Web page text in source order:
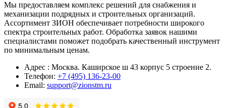
Мы предоставляем комплекс решений для снабжения и
механизации подрядных и строительных организаций.
Ассортимент ЗИОН обеспечивает потребности широкого
спектра строительных работ. Обработка заявок нашими
специалистами поможет подобрать качественный инструмент
по минимальным ценам.
Адрес : Москва. Каширское ш 43 корпус 5 строение 2.
Телефон: +7 (495) 136-23-00
Email: support@zionstm.ru